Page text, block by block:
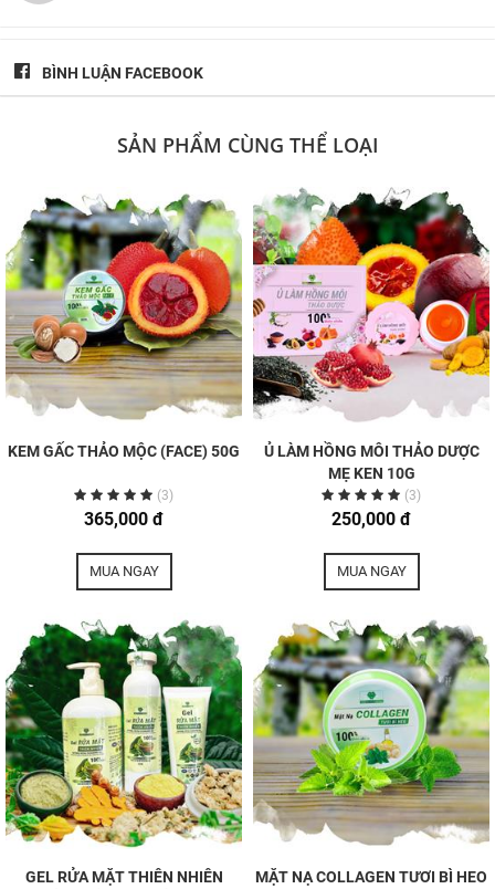
BÌNH LUẬN FACEBOOK
SẢN PHẨM CÙNG THỂ LOẠI
KEM GẤC THẢO MỘC (FACE) 50G
(3)
365,000 đ
MUA NGAY
Ủ LÀM HỒNG MÔI THẢO DƯỢC
MẸ KEN 10G
(3)
250,000 đ
MUA NGAY
GEL RỬA MẶT THIÊN NHIÊN
MẶT NẠ COLLAGEN TƯƠI BÌ HEO